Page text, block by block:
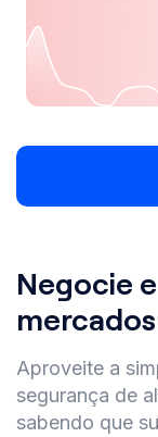
Negocie
Aproveite a
segurança de
sabendo que